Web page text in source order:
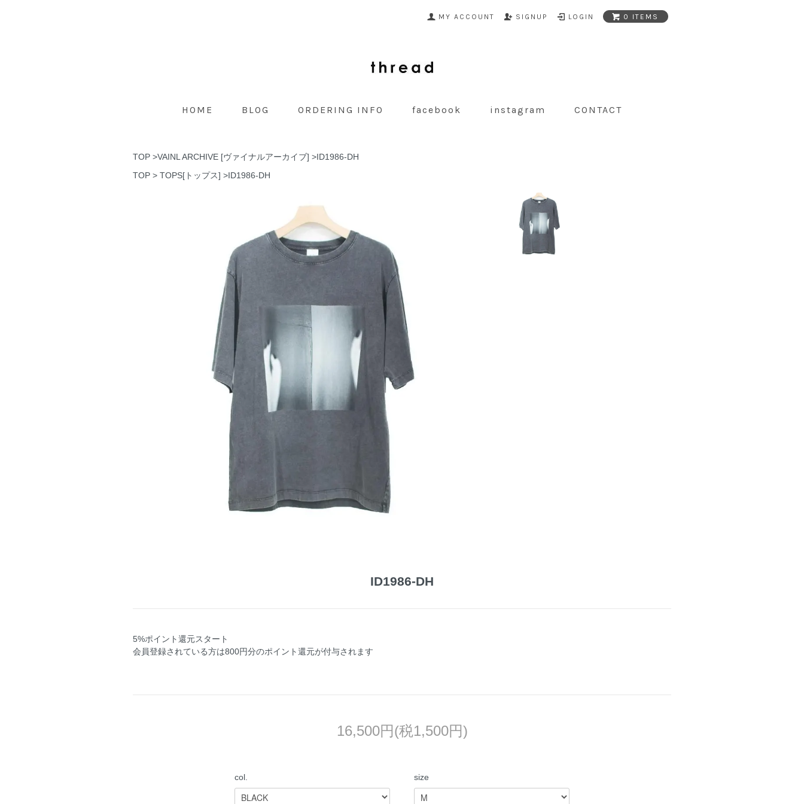
MY ACCOUNT SIGNUP LOGIN 0 ITEMS
HOME BLOG ORDERING INFO facebook instagram CONTACT
TOP >VAINL ARCHIVE [ヴァイナルアーカイブ] >ID1986-DH
TOP > TOPS[トップス] >ID1986-DH
ID1986-DH
5%ポイント還元スタート
会員登録されている方は800円分のポイント還元が付与されます
16,500円(税1,500円)
col. size